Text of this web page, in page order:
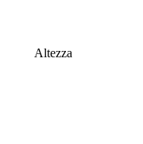
Altezza